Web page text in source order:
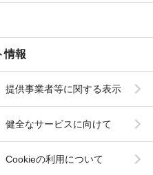
情報
提供事業者等に関する表示
健全なサービスに向けて
Cookieの利用について